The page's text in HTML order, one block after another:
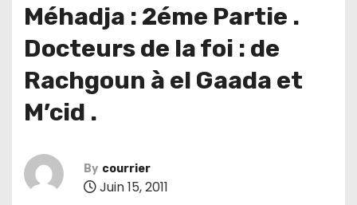
Méhadja : 2éme Partie .
Docteurs de la foi : de
Rachgoun à el Gaada et
M’cid .
By courrier
Juin 15, 2011